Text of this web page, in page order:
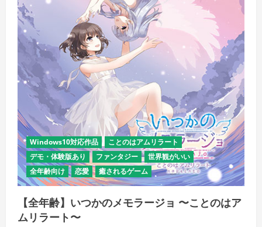
だ
さ
い
Windows10対応作品
ことのはアムリラート
デモ・体験版あり
ファンタジー
世界観がいい
全年齢向け
恋愛 癒されるゲーム
【全年齢】いつかのメモラージョ 〜ことのはア
ムリラート〜